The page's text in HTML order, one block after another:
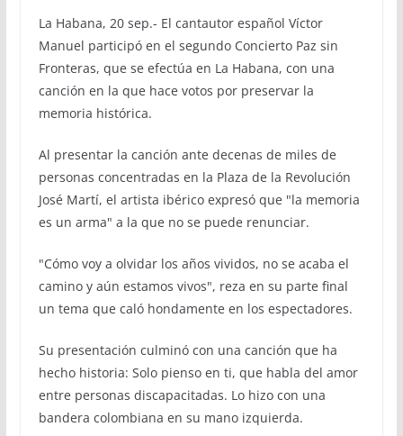
La Habana, 20 sep.- El cantautor español Víctor
Manuel participó en el segundo Concierto Paz sin
Fronteras, que se efectúa en La Habana, con una
canción en la que hace votos por preservar la
memoria histórica.
Al presentar la canción ante decenas de miles de
personas concentradas en la Plaza de la Revolución
José Martí, el artista ibérico expresó que "la memoria
es un arma" a la que no se puede renunciar.
"Cómo voy a olvidar los años vividos, no se acaba el
camino y aún estamos vivos", reza en su parte final
un tema que caló hondamente en los espectadores.
Su presentación culminó con una canción que ha
hecho historia: Solo pienso en ti, que habla del amor
entre personas discapacitadas. Lo hizo con una
bandera colombiana en su mano izquierda.